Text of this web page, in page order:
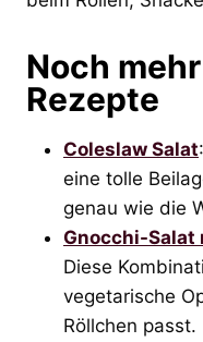
Noch
Rezepte
Coleslaw Salat
eine tolle
genau wie die
Gnocchi-Salat
Diese
vegetarische
Röllchen passt.